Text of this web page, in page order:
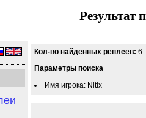
Результат
Кол-во найденных реплеев: 6
Параметры поиска
Имя игрока: Nitix